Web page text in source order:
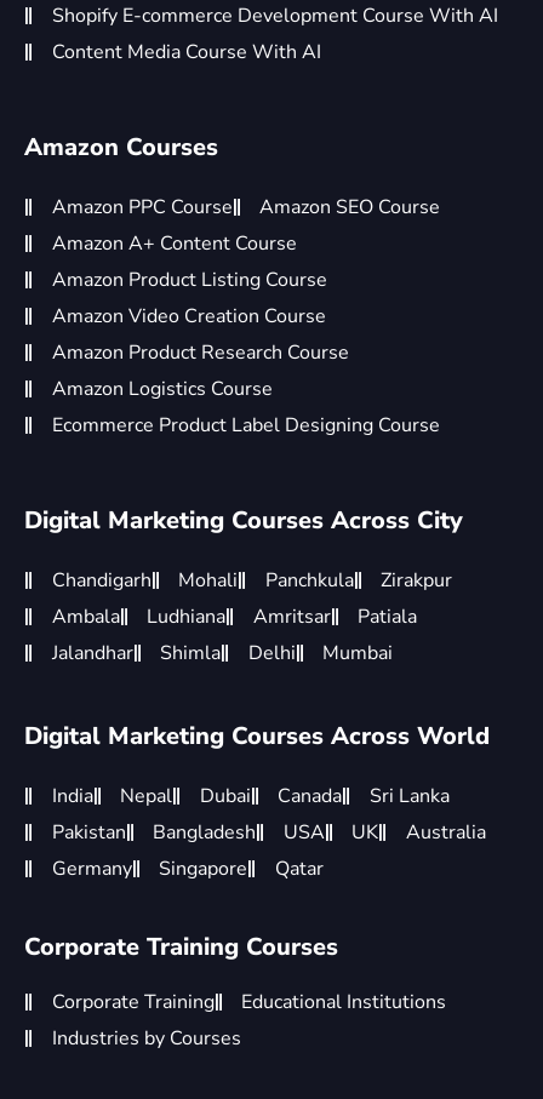
Shopify E-commerce Development Course With AI
Content Media Course With AI
Amazon Courses
Amazon PPC Course
Amazon SEO Course
Amazon A+ Content Course
Amazon Product Listing Course
Amazon Video Creation Course
Amazon Product Research Course
Amazon Logistics Course
Ecommerce Product Label Designing Course
Digital Marketing Courses Across City
Chandigarh Mohali Panchkula
Zirakpur
Ambala
Ludhiana Amritsar
Patiala
Jalandhar
Shimla Delhi Mumbai
Digital Marketing Courses Across World
India Nepal Dubai Canada
Sri Lanka
Pakistan
Bangladesh USA UK
Australia
Germany
Singapore Qatar
Corporate Training Courses
Corporate Training
Educational Institutions
Industries by Courses